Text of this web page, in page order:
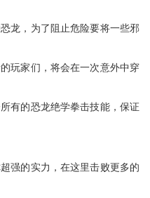
龙，为了阻止危险要将一些邪
玩家们，将会在一次意外中穿
有的恐龙绝学拳击技能，保证
强的实力，在这里击败更多的